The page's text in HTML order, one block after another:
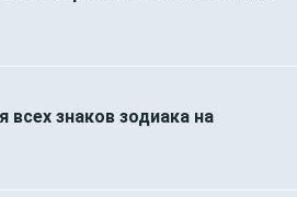
всех знаков зодиака на